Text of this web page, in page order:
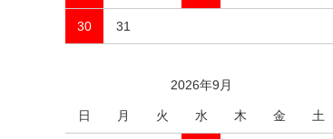
30 31
2026年9月
日 月 火 水 木 金 土